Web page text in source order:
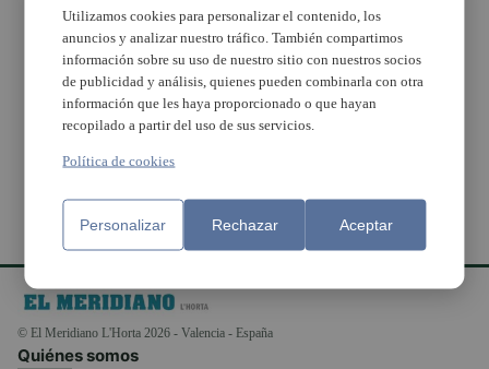
Paiporta acollirà la Fira
Orienta’t d’informació i
assessorament per a
joves
La Fira Orienta’t 2020
reunirà a Catarroja una
important sèrie
d’oportunitats
formatives i laborals
© El Meridiano L'Horta 2026 - Valencia - España
Quiénes somos
Utilizamos cookies para personalizar el contenido, los
anuncios y analizar nuestro tráfico. También compartimos
información sobre su uso de nuestro sitio con nuestros socios
de publicidad y análisis, quienes pueden combinarla con otra
información que les haya proporcionado o que hayan
recopilado a partir del uso de sus servicios.
Política de cookies
Personalizar Rechazar Aceptar